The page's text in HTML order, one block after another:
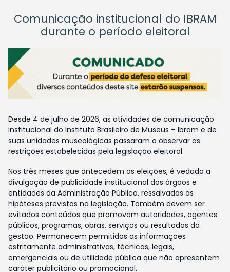
Comunicação institucional do IBRAM
durante o período eleitoral
Desde 4 de julho de 2026, as atividades de comunicação
institucional do Instituto Brasileiro de Museus – Ibram e de
suas unidades museológicas passaram a observar as
restrições estabelecidas pela legislação eleitoral.
Nos três meses que antecedem as eleições, é vedada a
divulgação de publicidade institucional dos órgãos e
entidades da Administração Pública, ressalvadas as
hipóteses previstas na legislação. Também devem ser
evitados conteúdos que promovam autoridades, agentes
públicos, programas, obras, serviços ou resultados da
gestão. Permanecem permitidas as informações
estritamente administrativas, técnicas, legais,
emergenciais ou de utilidade pública que não apresentem
caráter publicitário ou promocional.